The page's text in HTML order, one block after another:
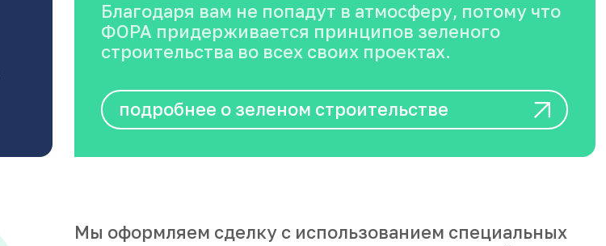
Благодаря вам не попадут в атмосферу, потому что
ФОРА придерживается принципов зеленого
строительства во всех своих проектах.
подробнее о зеленом строительстве
Мы оформляем сделку с использованием специальных